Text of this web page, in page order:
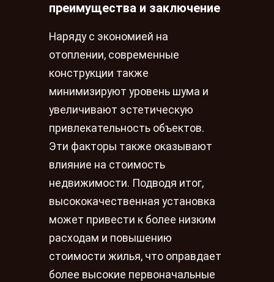
преимущества и заключение
Наряду с экономией на
отоплении, современные
конструкции также
минимизируют уровень шума и
увеличивают эстетическую
привлекательность объектов.
Эти факторы также оказывают
влияние на стоимость
недвижимости. Подводя итог,
высококачественная установка
может привести к более низким
расходам и повышению
стоимости жилья, что оправдает
более высокие первоначальные